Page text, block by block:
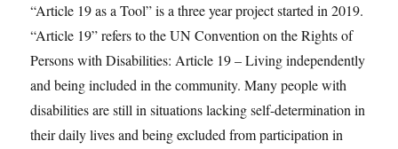
“Article 19 as a Tool” is a three year project started in 2019.
“Article 19” refers to the UN Convention on the Rights of
Persons with Disabilities: Article 19 – Living independently
and being included in the community. Many people with
disabilities are still in situations lacking self-determination in
their daily lives and being excluded from participation in